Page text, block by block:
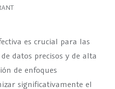
es crucial para las
datos precisos y de alta
de enfoques
significativamente el